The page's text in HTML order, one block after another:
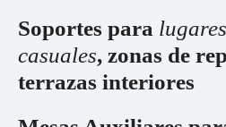
Responsabilidad social
Nuestros Showrooms
Empleo
esPattio
esPattio
Contacto
Contacto
Soportes para
casuales, zonas de
terrazas interiores